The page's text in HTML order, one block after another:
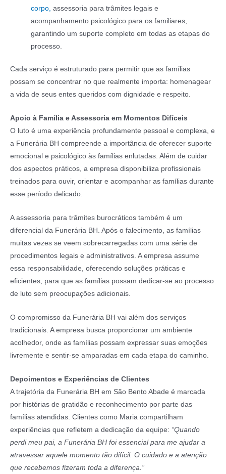
corpo, assessoria para trâmites legais e
acompanhamento psicológico para os familiares,
garantindo um suporte completo em todas as etapas do
processo.
Cada serviço é estruturado para permitir que as famílias
possam se concentrar no que realmente importa: homenagear
a vida de seus entes queridos com dignidade e respeito.
Apoio à Família e Assessoria em Momentos Difíceis
O luto é uma experiência profundamente pessoal e complexa, e
a Funerária BH compreende a importância de oferecer suporte
emocional e psicológico às famílias enlutadas. Além de cuidar
dos aspectos práticos, a empresa disponibiliza profissionais
treinados para ouvir, orientar e acompanhar as famílias durante
esse período delicado.
A assessoria para trâmites burocráticos também é um
diferencial da Funerária BH. Após o falecimento, as famílias
muitas vezes se veem sobrecarregadas com uma série de
procedimentos legais e administrativos. A empresa assume
essa responsabilidade, oferecendo soluções práticas e
eficientes, para que as famílias possam dedicar-se ao processo
de luto sem preocupações adicionais.
O compromisso da Funerária BH vai além dos serviços
tradicionais. A empresa busca proporcionar um ambiente
acolhedor, onde as famílias possam expressar suas emoções
livremente e sentir-se amparadas em cada etapa do caminho.
Depoimentos e Experiências de Clientes
A trajetória da Funerária BH em São Bento Abade é marcada
por histórias de gratidão e reconhecimento por parte das
famílias atendidas. Clientes como Maria compartilham
experiências que refletem a dedicação da equipe: “Quando
perdi meu pai, a Funerária BH foi essencial para me ajudar a
atravessar aquele momento tão difícil. O cuidado e a atenção
que recebemos fizeram toda a diferença.”